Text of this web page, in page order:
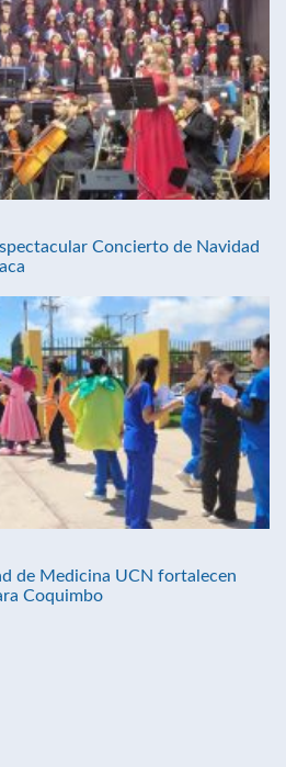
Concierto de Navidad
de Medicina UCN fortalecen
Coquimbo